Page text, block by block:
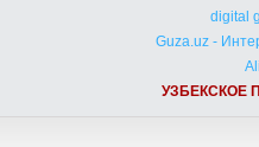
digital
Guza.uz -
УЗБЕКСКОЕ